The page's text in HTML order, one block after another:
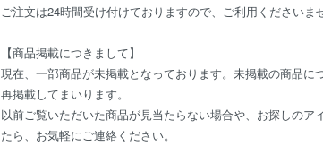
ご注文は24時間受け付けておりますので、ご利用くださいませ
【商品掲載につきまして】
現在、一部商品が未掲載となっております。未掲載の商品に
再掲載してまいります。
以前ご覧いただいた商品が見当たらない場合や、お探しのア
たら、お気軽にご連絡ください。